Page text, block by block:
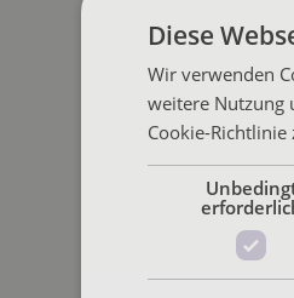
Diese
Wir verwenden
weitere Nutzung
Cookie-Richtlinie